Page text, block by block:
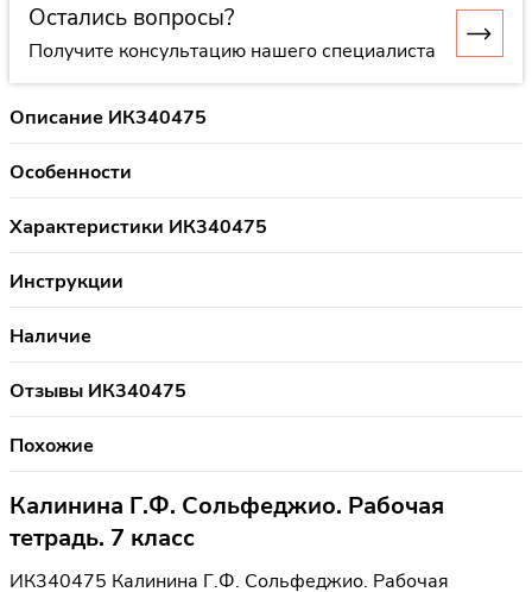
Остались вопросы?
Получите консультацию нашего специалиста
Описание ИК340475
Особенности
Характеристики ИК340475
Инструкции
Наличие
Отзывы ИК340475
Похожие
Калинина Г.Ф. Сольфеджио. Рабочая
тетрадь. 7 класс
ИК340475 Калинина Г.Ф. Сольфеджио. Рабочая